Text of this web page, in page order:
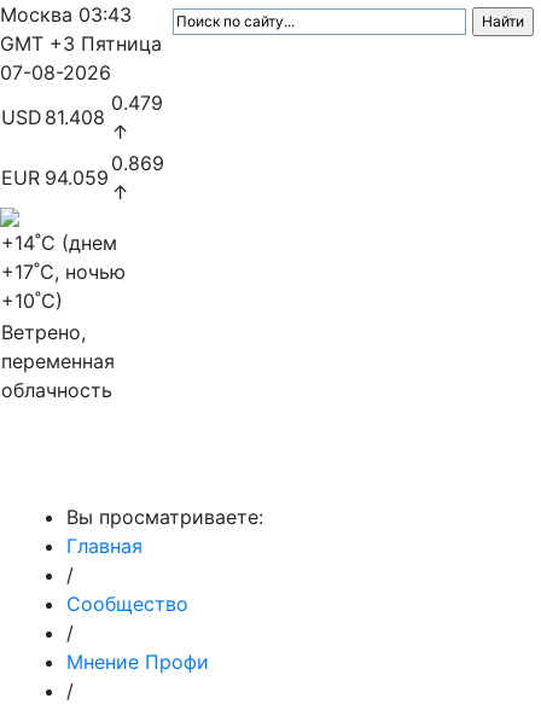
Москва 03:43
GMT +3 Пятница
07-08-2026
USD 81.408
0.479
↑
EUR 94.059
0.869
↑
+14˚C (днем
+17˚C, ночью
+10˚C)
Ветрено,
переменная
облачность
Вы просматриваете:
Главная
/
Сообщество
/
Мнение Профи
/